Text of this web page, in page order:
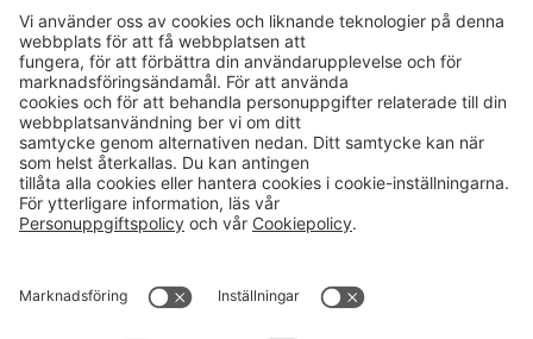
Aktuellt
Karriär
Kalender
Om oss
Verksamheter
Hushållningssällskapens
Förbund